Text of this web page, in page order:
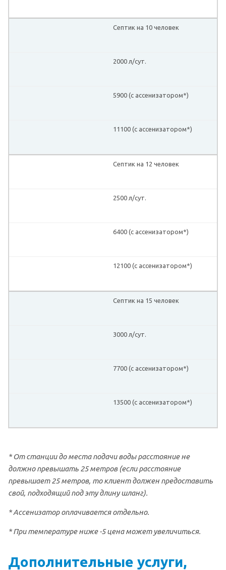
Септик на 10 человек
2000 л/сут.
5900 (с ассенизатором*)
11100 (с ассенизатором*)
Септик на 12 человек
2500 л/сут.
6400 (с ассенизатором*)
12100 (с ассенизатором*)
Септик на 15 человек
3000 л/сут.
7700 (с ассенизатором*)
13500 (с ассенизатором*)
* От станции до места подачи воды расстояние не
должно превышать 25 метров (если расстояние
превышает 25 метров, то клиент должен предоставить
свой, подходящий под эту длину шланг).
* Ассенизатор оплачивается отдельно.
* При температуре ниже -5 цена может увеличиться.
Дополнительные услуги,